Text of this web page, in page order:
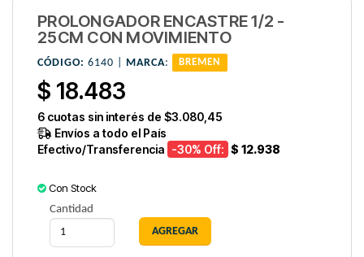
PROLONGADOR ENCASTRE 1/2 -
25CM CON MOVIMIENTO
CÓDIGO: 6140 | MARCA: BREMEN
$ 18.483
6 cuotas sin interés de $3.080,45
Envíos a todo el País
Efectivo/Transferencia -30% Off: $ 12.938
Con Stock
Cantidad